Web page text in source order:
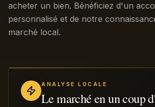
acheter un bien. Bénéficiez d'un
personnalisé et de notre
marché local.
ANALYSE LOCALE
Le marché en un coup